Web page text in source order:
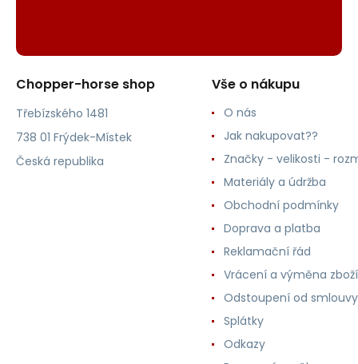
Chopper-horse shop
Třebízského 1481
738 01 Frýdek-Místek
Česká republika
Vše o nákupu
O nás
Jak nakupovat??
Značky - velikosti -
Materiály a údržba
Obchodní podmínky
Doprava a platba
Reklamační řád
Vrácení a výměna zboží
Odstoupení od smlouvy
Splátky
Odkazy